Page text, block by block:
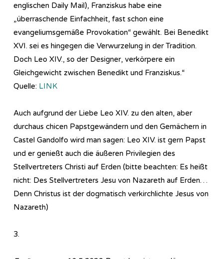
englischen Daily Mail), Franziskus habe eine
„überraschende Einfachheit, fast schon eine
evangeliumsgemäße Provokation“ gewählt. Bei Benedikt
XVI. sei es hingegen die Verwurzelung in der Tradition.
Doch Leo XIV., so der Designer, verkörpere ein
Gleichgewicht zwischen Benedikt und Franziskus.“
Quelle: LINK
Auch aufgrund der Liebe Leo XIV. zu den alten, aber
durchaus chicen Papstgewändern und den Gemächern in
Castel Gandolfo wird man sagen: Leo XIV. ist gern Papst
und er genießt auch die äußeren Privilegien des
Stellvertreters Christi auf Erden (bitte beachten: Es heißt
nicht: Des Stellvertreters Jesu von Nazareth auf Erden…
Denn Christus ist der dogmatisch verkirchlichte Jesus von
Nazareth)
3.